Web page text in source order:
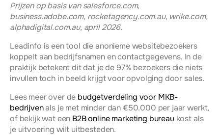
Prijzen op basis van salesforce.com,
business.adobe.com, rocketagency.com.au, wrike.com,
alphadigital.com.au, april 2026.
Leadinfo is een tool die anonieme websitebezoekers
koppelt aan bedrijfsnamen en contactgegevens. In de
praktijk betekent dit dat je de 97% bezoekers die niets
invullen toch in beeld krijgt voor opvolging door sales.
Lees meer over de budgetverdeling voor MKB-
bedrijven als je met minder dan €50.000 per jaar werkt,
of bekijk wat een B2B online marketing bureau kost als
je uitvoering wilt uitbesteden.